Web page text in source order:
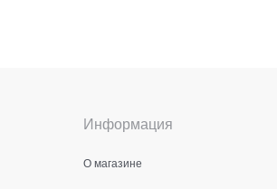
Информация
О магазине